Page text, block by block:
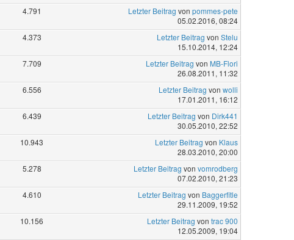
4.791 Letzter Beitrag von pommes-pete
05.02.2016, 08:24
4.373 Letzter Beitrag von Stelu
15.10.2014, 12:24
7.709 Letzter Beitrag von MB-Flori
26.08.2011, 11:32
6.556 Letzter Beitrag von wolli
17.01.2011, 16:12
6.439 Letzter Beitrag von Dirk441
30.05.2010, 22:52
10.943 Letzter Beitrag von Klaus
28.03.2010, 20:00
5.278 Letzter Beitrag von vomrodberg
07.02.2010, 21:23
4.610 Letzter Beitrag von Baggerfitle
29.11.2009, 19:52
10.156 Letzter Beitrag von trac 900
12.05.2009, 19:04